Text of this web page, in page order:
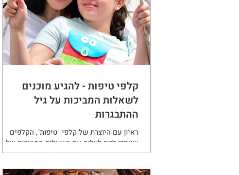
קלפי טיפות - להגיע מוכנים
לשאלות המביכות על גיל
ההתבגרות
ראיון עם היוצרת של קלפי "טיפות", הקלפים
שיעזרו לכם לצלוח את השאלות המביכות של
המתבגרת ולהכין אותה לגיל ההתבגרות.